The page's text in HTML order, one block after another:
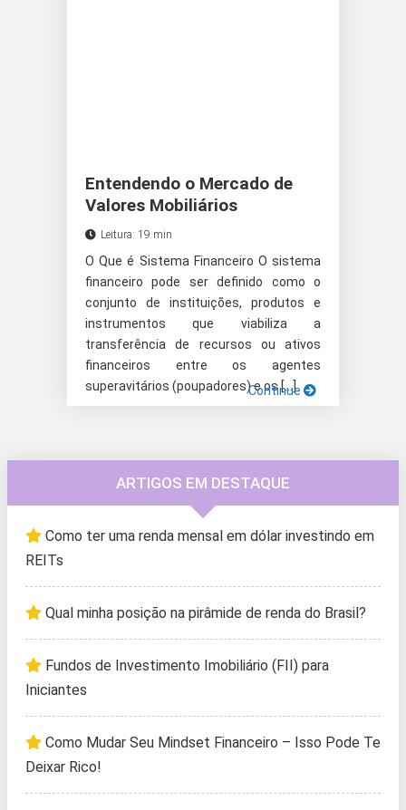
Entendendo o Mercado de
Valores Mobiliários
Leitura: 19 min
O Que é Sistema Financeiro O sistema
financeiro pode ser definido como o
conjunto de instituições, produtos e
instrumentos que viabiliza a
transferência de recursos ou ativos
financeiros entre os agentes
superavitários (poupadores) e os […]
Continue
ARTIGOS EM DESTAQUE
Como ter uma renda mensal em dólar investindo em
REITs
Qual minha posição na pirâmide de renda do Brasil?
Fundos de Investimento Imobiliário (FII) para
Iniciantes
Como Mudar Seu Mindset Financeiro – Isso Pode Te
Deixar Rico!